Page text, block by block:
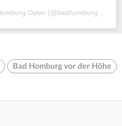
Bad Homburg vor der Höhe